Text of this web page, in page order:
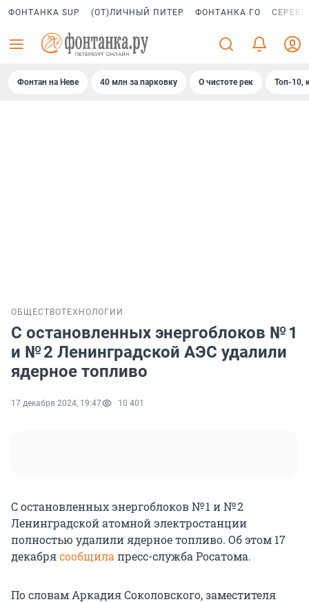
ФОНТАНКА SUP (ОТ)ЛИЧНЫЙ ПИТЕР ФОНТАНКА ГО
Фонтан на Неве 40 млн за парковку О чистоте рек Топ-10,
ОБЩЕСТВОТЕХНОЛОГИИ
C остановленных энергоблоков № 1
и № 2 Ленинградской АЭС удалили
ядерное топливо
17 декабря 2024, 19:47 10 401
C остановленных энергоблоков № 1 и № 2
Ленинградской атомной электростанции
полностью удалили ядерное топливо. Об этом 17
декабрясообщила пресс-служба Росатома.
По словам Аркадия Соколовского, заместителя